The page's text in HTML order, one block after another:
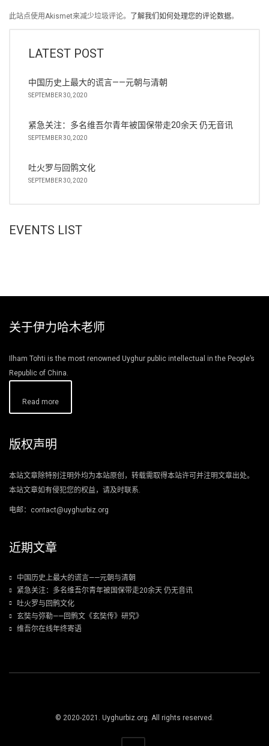
此站点使用Akismet来减少垃圾评论。 了解我们如何处理您的评论数据。
LATEST POST
中国历史上最大的谎言——元朝与清朝
SEPTEMBER 30, 2020
紧急关注：多名维吾尔青年被国保带走20余天 仍无音讯
SEPTEMBER 30, 2020
吐火罗与回鹘文化
SEPTEMBER 30, 2020
EVENTS LIST
关于伊力哈木老师
Ilham Tohti is the most renowned Uyghur public intellectual in the People’s
Republic of China.
Read more
版权声明
本站文章除特别注明外均为本站原创，转载需取得本站许可并注明文章出处。
本站文章如有侵犯您的权益，请及时联系.
电邮：contact@uyghurbiz.org
近期文章
中国历史上最大的谎言——元朝与清朝
紧急关注：多名维吾尔青年被国保带走20余天 仍无音讯
吐火罗与回鹘文化
玄奘与弥勒——回鹘文《玄奘传》研究》
维吾尔在线年终寄语
© 2020-2021. Uyghurbiz.org. All rights reserved.